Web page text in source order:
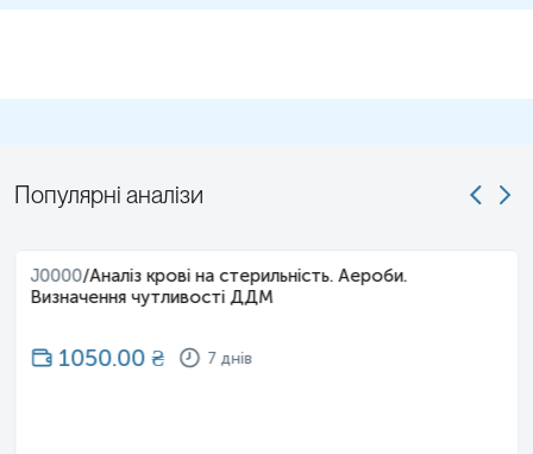
Популярні аналізи
J0000/Аналіз крові на стерильність. Аероби.
Визначення чутливості ДДМ
1050.00₴ 7 днів